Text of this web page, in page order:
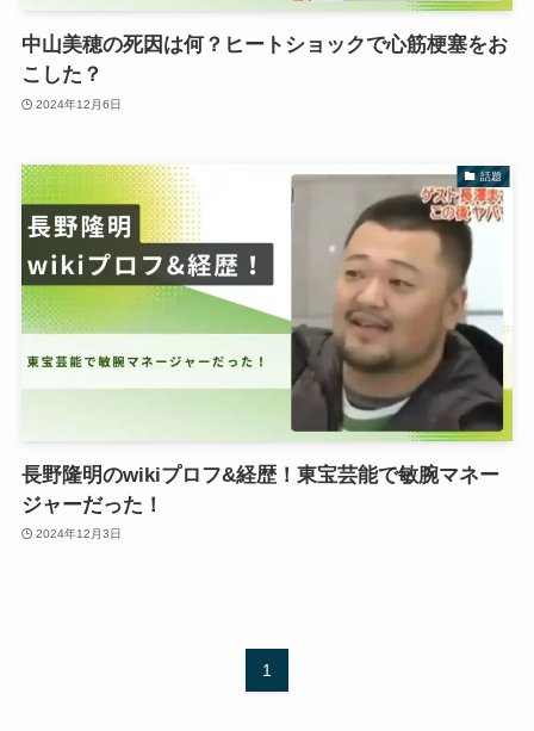
中山美穂の死因は何？ヒートショックで心筋梗塞をお
こした？
2024年12月6日
話題
長野隆明のwikiプロフ&経歴！東宝芸能で敏腕マネー
ジャーだった！
2024年12月3日
1